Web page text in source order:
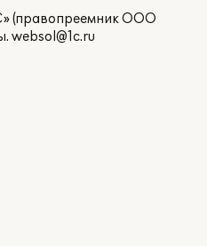
(правопреемник ООО
websol@1c.ru